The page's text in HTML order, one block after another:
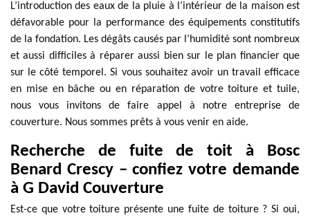
L’introduction des eaux de la pluie à l’intérieur de la maison est
défavorable pour la performance des équipements constitutifs
de la fondation. Les dégâts causés par l’humidité sont nombreux
et aussi difficiles à réparer aussi bien sur le plan financier que
sur le côté temporel. Si vous souhaitez avoir un travail efficace
en mise en bâche ou en réparation de votre toiture et tuile,
nous vous invitons de faire appel à notre entreprise de
couverture. Nous sommes prêts à vous venir en aide.
Recherche de fuite de toit à Bosc
Benard Crescy – confiez votre demande
à G David Couverture
Est-ce que votre toiture présente une fuite de toiture ? Si oui,